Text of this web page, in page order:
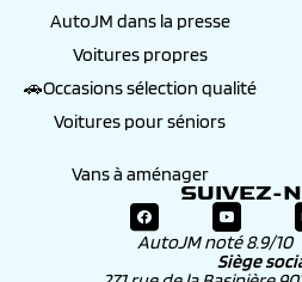
AutoJM dans la presse
Voitures propres
🚗Occasions sélection qualité
Voitures pour séniors
Vans à aménager
SUIVEZ-
AutoJM noté 8.9/10
Siège